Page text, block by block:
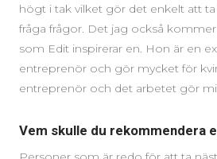
högt i tak vilket gör det enkelt att
fråga frågor. Det jag också
som Edit inspirerar en. Hon är en
entreprenör och gör mycket för
entreprenör och det arbetet gör
Vem skulle du rekommendera